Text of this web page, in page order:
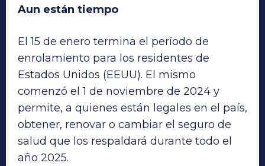
Aun están tiempo
El 15 de enero termina el período de
enrolamiento para los residentes de
Estados Unidos (EEUU). El mismo
comenzó el 1 de noviembre de 2024 y
permite, a quienes están legales en el país,
obtener, renovar o cambiar el seguro de
salud que los respaldará durante todo el
año 2025.